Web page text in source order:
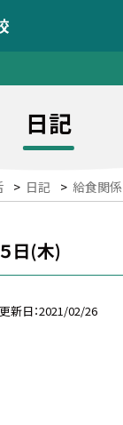
日記
> 日記 > 給食関係
日(木)
更新日 2021/02/26